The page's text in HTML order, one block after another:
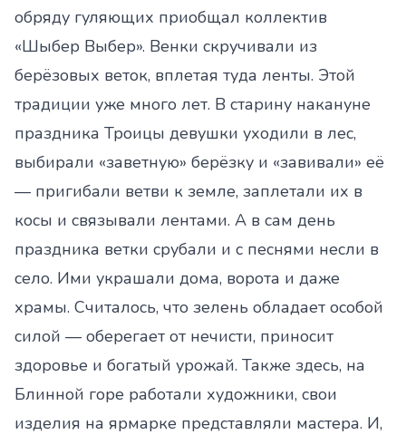
обряду гуляющих приобщал коллектив
«Шыбер Выбер». Венки скручивали из
берёзовых веток, вплетая туда ленты. Этой
традиции уже много лет. В старину накануне
праздника Троицы девушки уходили в лес,
выбирали «заветную» берёзку и «завивали» её
— пригибали ветви к земле, заплетали их в
косы и связывали лентами. А в сам день
праздника ветки срубали и с песнями несли в
село. Ими украшали дома, ворота и даже
храмы. Считалось, что зелень обладает особой
силой — оберегает от нечисти, приносит
здоровье и богатый урожай. Также здесь, на
Блинной горе работали художники, свои
изделия на ярмарке представляли мастера. И,